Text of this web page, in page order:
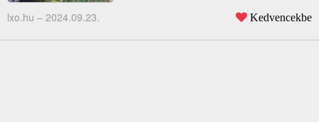
lxo.hu – 2024.09.23. Kedvencekbe